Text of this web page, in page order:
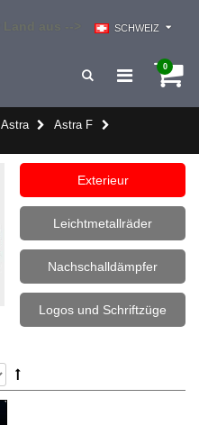
SCHWEIZ
0
Astra
Astra F
Exterieur
Leichtmetallräder
Nachschalldämpfer
Logos und Schriftzüge